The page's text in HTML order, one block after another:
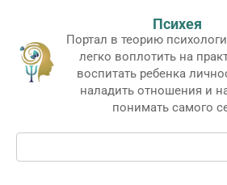
контенту
Психея
Портал в теорию
легко воплотить на
воспитать ребенка
наладить отношения и
понимать самого
Поиск: